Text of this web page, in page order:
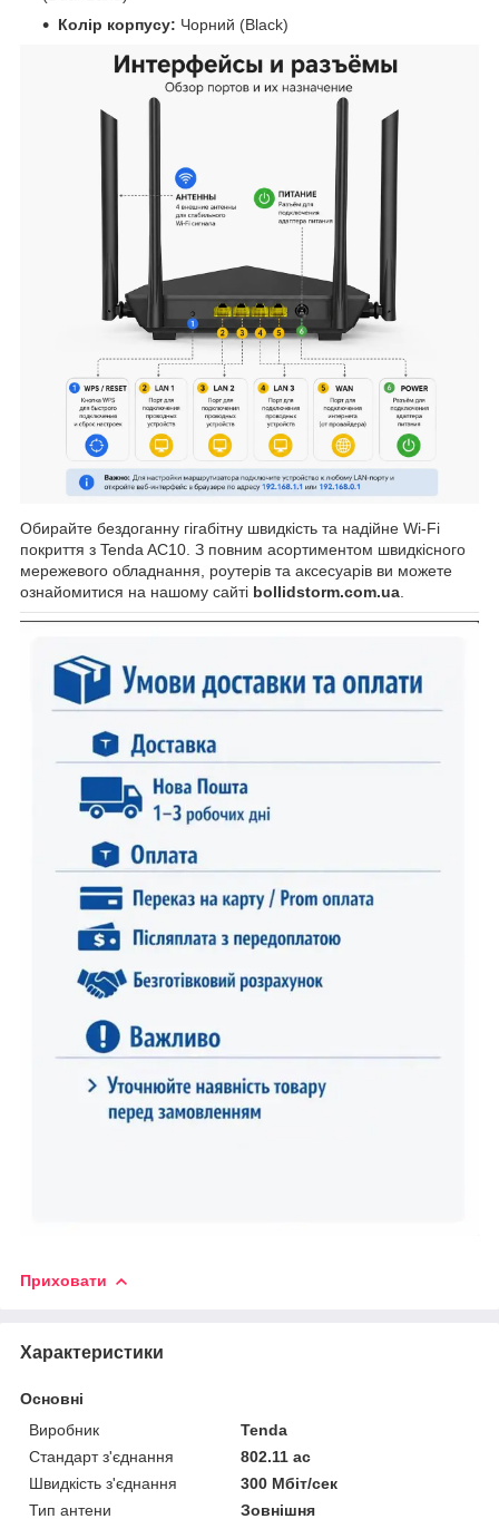
Колір корпусу: Чорний (Black)
Обирайте бездоганну гігабітну швидкість та надійне Wi-Fi
покриття з Tenda AC10. З повним асортиментом швидкісного
мережевого обладнання, роутерів та аксесуарів ви можете
ознайомитися на нашому сайті bollidstorm.com.ua
Приховати
Характеристики
Основні
Виробник
Tenda
Стандарт з'єднання
802.11 ac
Швидкість з'єднання
300 Мбіт/сек
Тип антени
Зовнішня